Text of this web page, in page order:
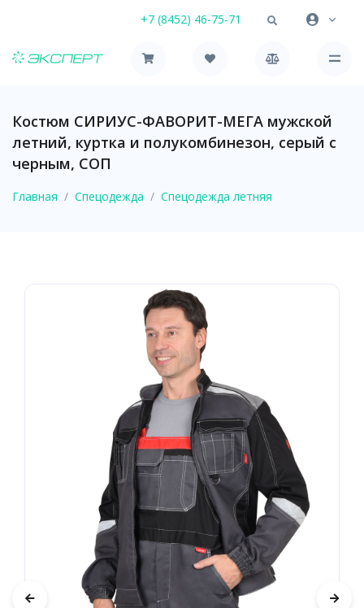
+7 (8452) 46-75-71
Костюм СИРИУС-ФАВОРИТ-МЕГА мужской
летний, куртка и полукомбинезон, серый с
черным, СОП
Главная Спецодежда Спецодежда летняя